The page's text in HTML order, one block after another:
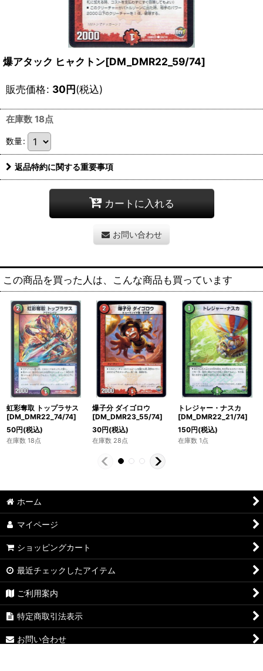
爆アタック ヒャクトン[DM_DMR22_59/74]
販売価格: 30円(税込)
在庫数 18点
数量:
返品特約に関する重要事項
カートに入れる
お問い合わせ
この商品を買った人は、こんな商品も買っています
虹彩奪取 トップラサス
[DM_DMR22_74/74]
50円(税込)
在庫数 18点
爆子分 ダイゴロウ
[DM_DMR23_55/74]
30円(税込)
在庫数 28点
トレジャー・ナスカ
[DM_DMR22_21/74]
150円(税込)
在庫数 1点
ホーム
マイページ
ショッピングカート
最近チェックしたアイテム
ご利用案内
特定商取引法表示
お問い合わせ